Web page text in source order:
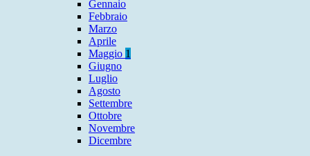
Gennaio
Febbraio
Marzo
Aprile
Maggio 1
Giugno
Luglio
Agosto
Settembre
Ottobre
Novembre
Dicembre